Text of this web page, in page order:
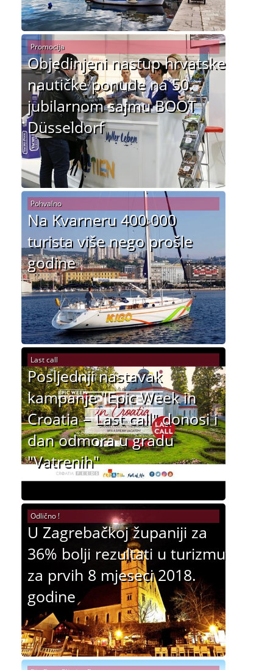
Objedinjeni nastup hrvatske
nautičke ponude na 50.
jubilarnom sajmu BOOT
Düsseldorf
Promocija
Na Kvarneru 400 000
turista više nego prošle
godine
Pohvalno
Posljednji nastavak
kampanje "Epic Week in
Croatia – Last call" donosi i
dan odmora u gradu
"Vatrenih"
Last call
U Zagrebačkoj županiji za
36% bolji rezultati u turizmu
za prvih 8 mjeseci 2018.
godine
Odlično !